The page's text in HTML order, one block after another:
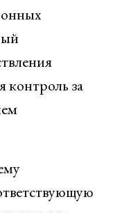
контроль за